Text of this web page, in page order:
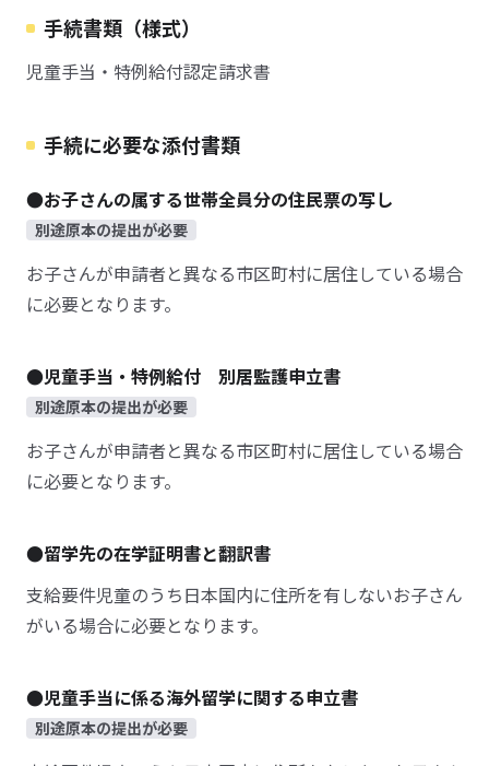
手続書類（様式）
児童手当・特例給付認定請求書
手続に必要な添付書類
●お子さんの属する世帯全員分の住民票の写し
別途原本の提出が必要
お子さんが申請者と異なる市区町村に居住している場合
に必要となります。
●児童手当・特例給付 別居監護申立書
別途原本の提出が必要
お子さんが申請者と異なる市区町村に居住している場合
に必要となります。
●留学先の在学証明書と翻訳書
支給要件児童のうち日本国内に住所を有しないお子さん
がいる場合に必要となります。
●児童手当に係る海外留学に関する申立書
別途原本の提出が必要